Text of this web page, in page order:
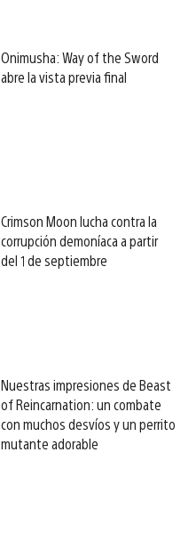
Onimusha: Way of the Sword
abre la vista previa final
Crimson Moon lucha contra la
corrupción demoníaca a partir
del 1 de septiembre
Nuestras impresiones de Beast
of Reincarnation: un combate
con muchos desvíos y un perrito
mutante adorable